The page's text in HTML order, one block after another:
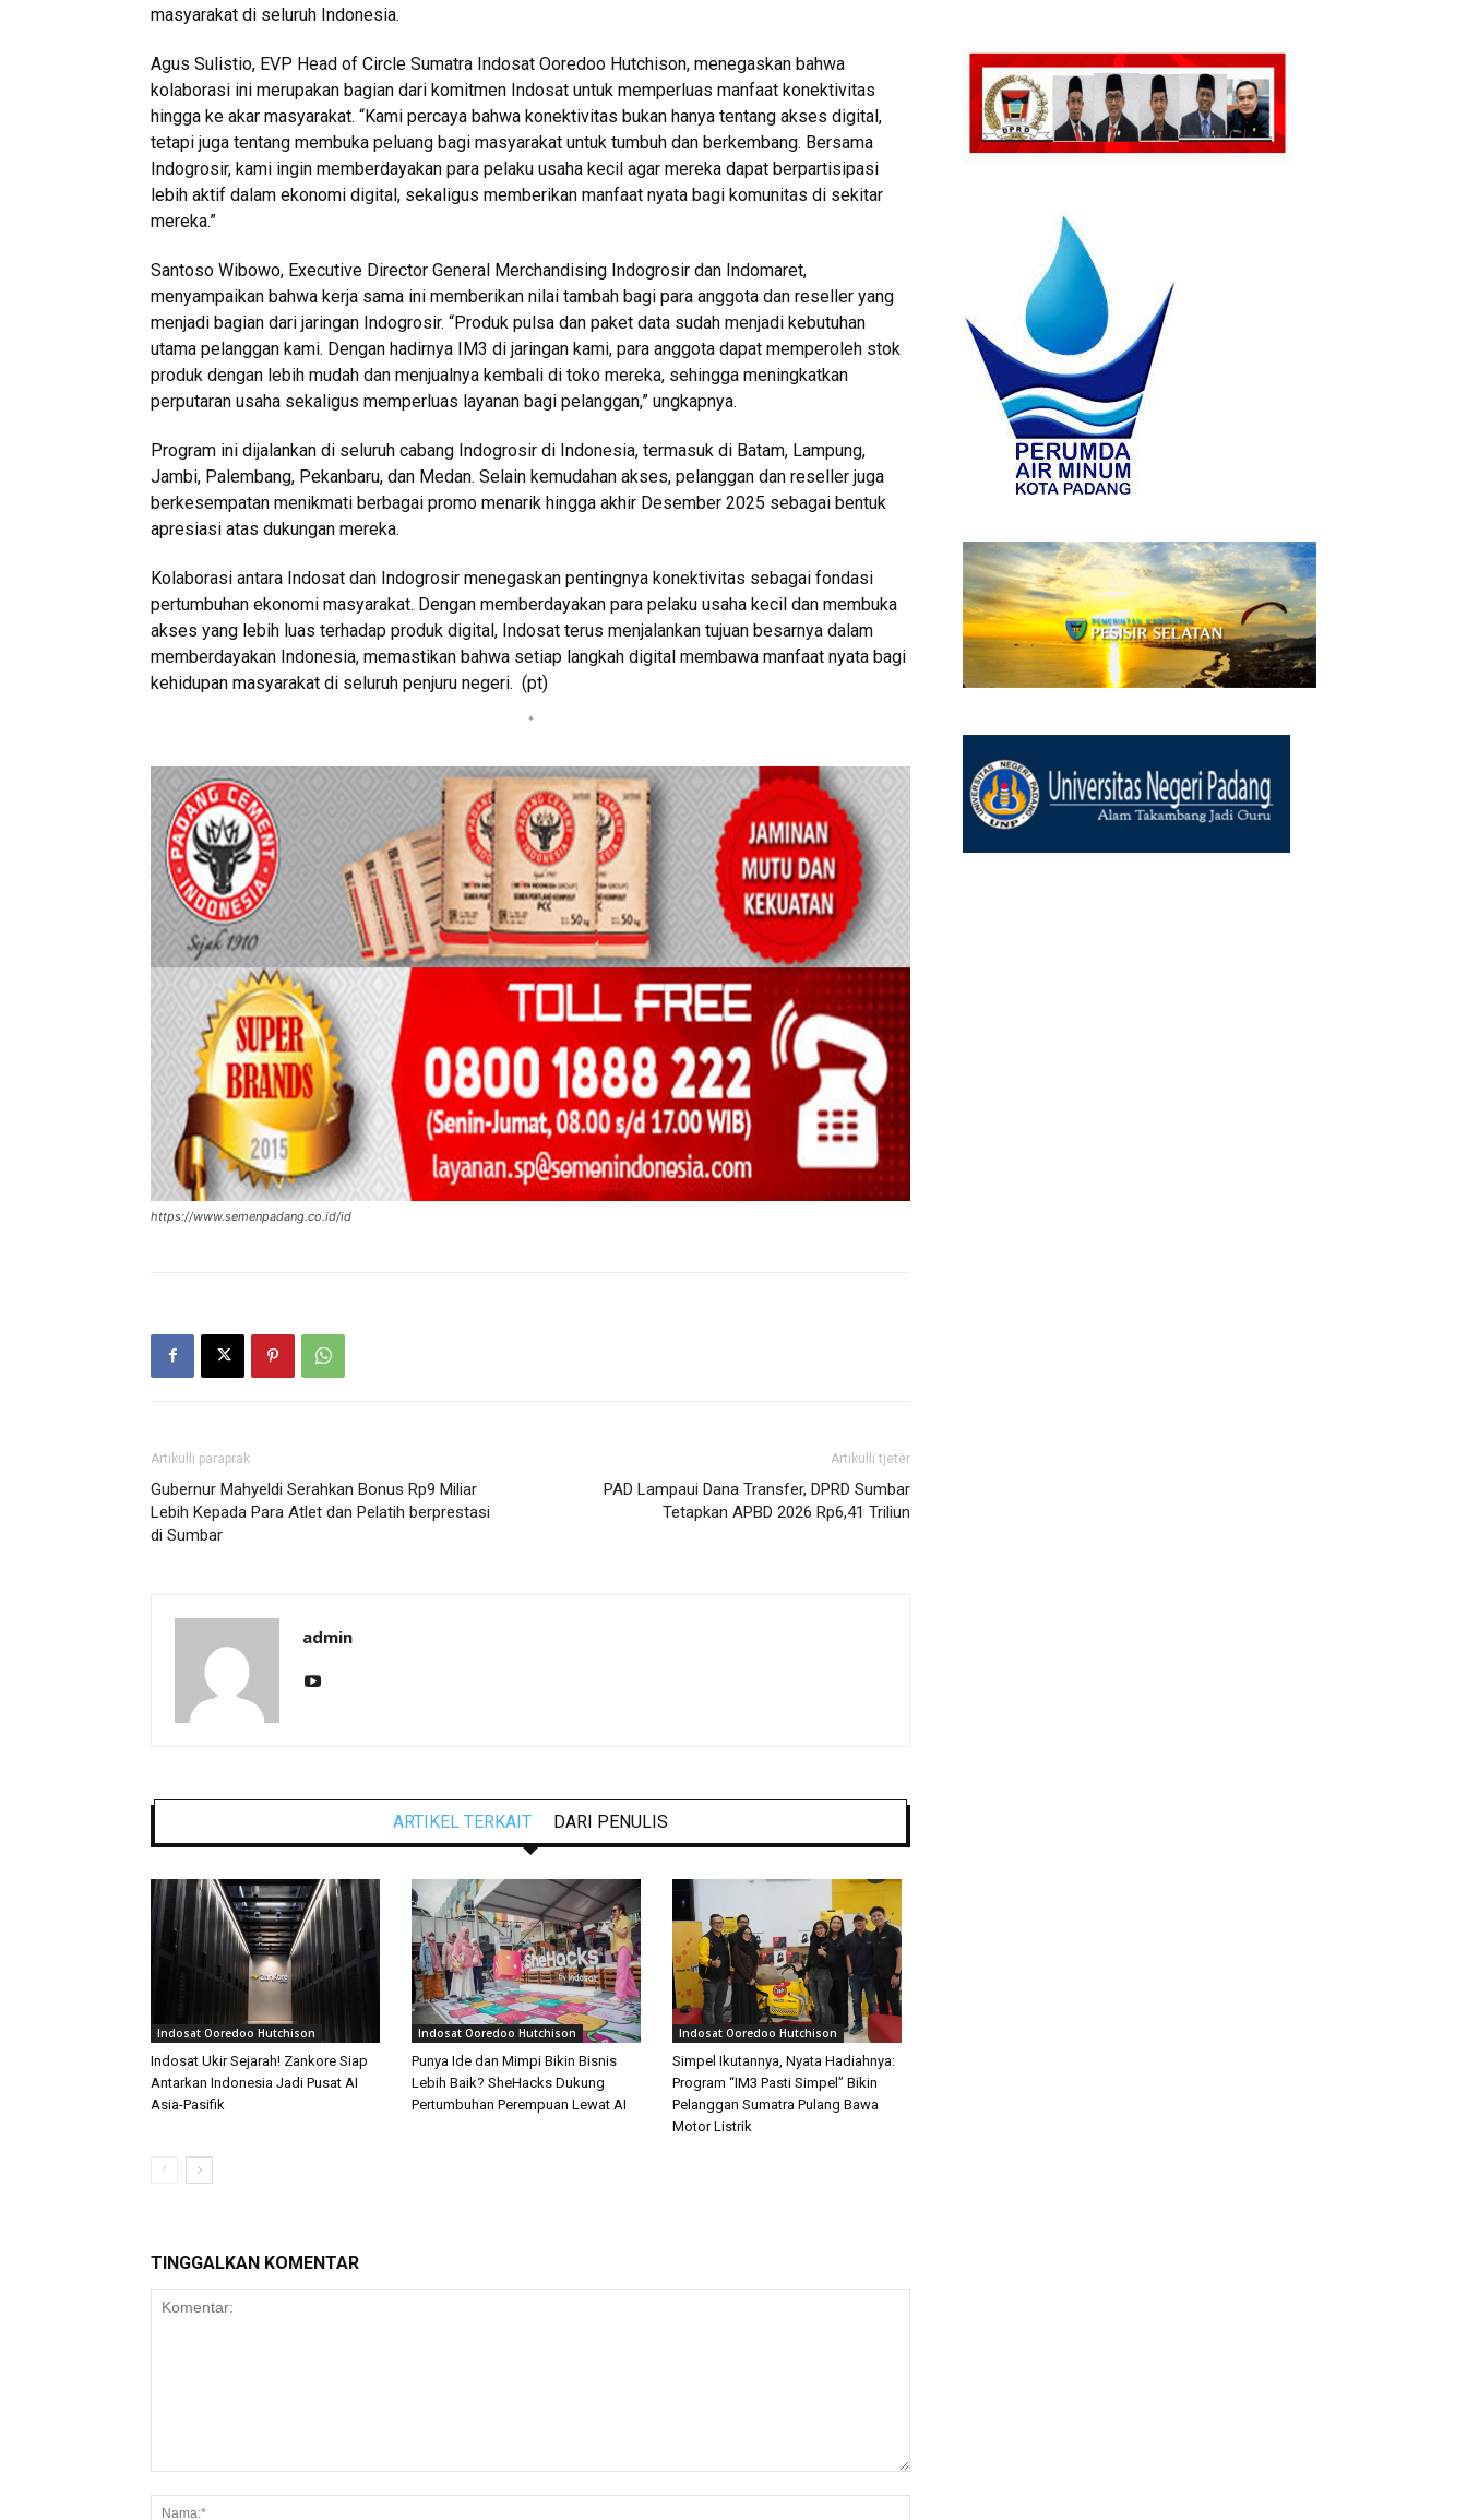
masyarakat di seluruh Indonesia.
Agus Sulistio, EVP Head of Circle Sumatra Indosat Ooredoo Hutchison, menegaskan bahwa
kolaborasi ini merupakan bagian dari komitmen Indosat untuk memperluas manfaat konektivitas
hingga ke akar masyarakat. “Kami percaya bahwa konektivitas bukan hanya tentang akses digital,
tetapi juga tentang membuka peluang bagi masyarakat untuk tumbuh dan berkembang. Bersama
Indogrosir, kami ingin memberdayakan para pelaku usaha kecil agar mereka dapat berpartisipasi
lebih aktif dalam ekonomi digital, sekaligus memberikan manfaat nyata bagi komunitas di sekitar
mereka.”
Santoso Wibowo, Executive Director General Merchandising Indogrosir dan Indomaret,
menyampaikan bahwa kerja sama ini memberikan nilai tambah bagi para anggota dan reseller yang
menjadi bagian dari jaringan Indogrosir. “Produk pulsa dan paket data sudah menjadi kebutuhan
utama pelanggan kami. Dengan hadirnya IM3 di jaringan kami, para anggota dapat memperoleh stok
produk dengan lebih mudah dan menjualnya kembali di toko mereka, sehingga meningkatkan
perputaran usaha sekaligus memperluas layanan bagi pelanggan,” ungkapnya.
Program ini dijalankan di seluruh cabang Indogrosir di Indonesia, termasuk di Batam, Lampung,
Jambi, Palembang, Pekanbaru, dan Medan. Selain kemudahan akses, pelanggan dan reseller juga
berkesempatan menikmati berbagai promo menarik hingga akhir Desember 2025 sebagai bentuk
apresiasi atas dukungan mereka.
Kolaborasi antara Indosat dan Indogrosir menegaskan pentingnya konektivitas sebagai fondasi
pertumbuhan ekonomi masyarakat. Dengan memberdayakan para pelaku usaha kecil dan membuka
akses yang lebih luas terhadap produk digital, Indosat terus menjalankan tujuan besarnya dalam
memberdayakan Indonesia, memastikan bahwa setiap langkah digital membawa manfaat nyata bagi
kehidupan masyarakat di seluruh penjuru negeri. (pt)
*
https://www.semenpadang.co.id/id
Artikulli paraprak
Gubernur Mahyeldi Serahkan Bonus Rp9 Miliar
Lebih Kepada Para Atlet dan Pelatih berprestasi
di Sumbar
Artikulli tjetër
PAD Lampaui Dana Transfer, DPRD Sumbar
Tetapkan APBD 2026 Rp6,41 Triliun
admin
ARTIKEL TERKAIT DARI PENULIS
Indosat Ooredoo Hutchison
Indosat Ukir Sejarah! Zankore Siap
Antarkan Indonesia Jadi Pusat AI
Asia-Pasifik
Indosat Ooredoo Hutchison
Punya Ide dan Mimpi Bikin Bisnis
Lebih Baik? SheHacks Dukung
Pertumbuhan Perempuan Lewat AI
Indosat Ooredoo Hutchison
Simpel Ikutannya, Nyata Hadiahnya:
Program “IM3 Pasti Simpel” Bikin
Pelanggan Sumatra Pulang Bawa
Motor Listrik
TINGGALKAN KOMENTAR